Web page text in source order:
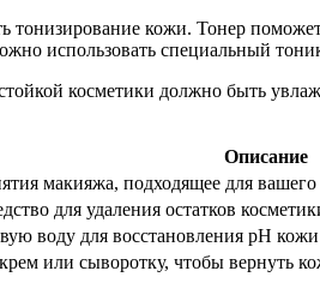
кожи. Тонер
использовать специальный
косметики должно быть
Описание
макияжа, подходящее для
для удаления остатков
воду для восстановления pH
или сыворотку, чтобы вернуть